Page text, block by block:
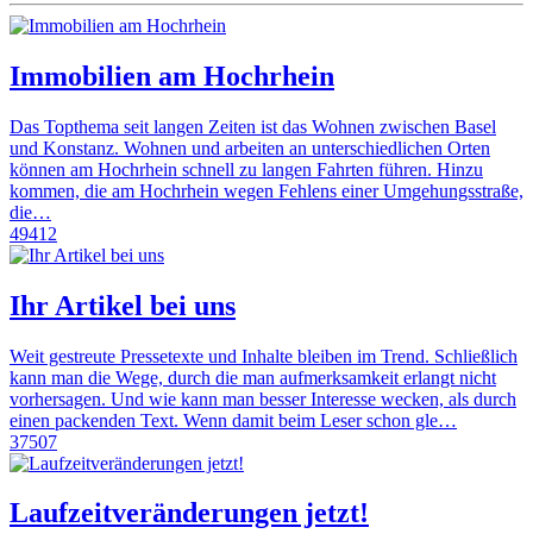
Immobilien am Hochrhein
Das Topthema seit langen Zeiten ist das Wohnen zwischen Basel
und Konstanz. Wohnen und arbeiten an unterschiedlichen Orten
können am Hochrhein schnell zu langen Fahrten führen. Hinzu
kommen, die am Hochrhein wegen Fehlens einer Umgehungsstraße,
die…
49412
Ihr Artikel bei uns
Weit gestreute Pressetexte und Inhalte bleiben im Trend. Schließlich
kann man die Wege, durch die man aufmerksamkeit erlangt nicht
vorhersagen. Und wie kann man besser Interesse wecken, als durch
einen packenden Text. Wenn damit beim Leser schon gle…
37507
Laufzeitveränderungen jetzt!